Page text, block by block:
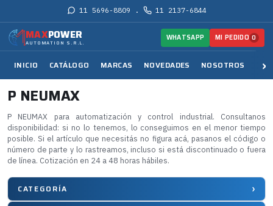
11 5696-8809 · 11 2137-6844
MAXPOWER
AUTOMATION S.R.L.
INICIO CATÁLOGO MARCAS NOVEDADES NOSOTROS
WHATSAPP MI PEDIDO 0
P NEUMAX
P NEUMAX para automatización y control industrial. Consultanos
disponibilidad: si no lo tenemos, lo conseguimos en el menor tiempo
posible. Si el artículo que necesitás no figura acá, pasanos el código o
número de parte y lo rastreamos, incluso si está discontinuado o fuera
de línea. Cotización en 24 a 48 horas hábiles.
CATEGORÍA